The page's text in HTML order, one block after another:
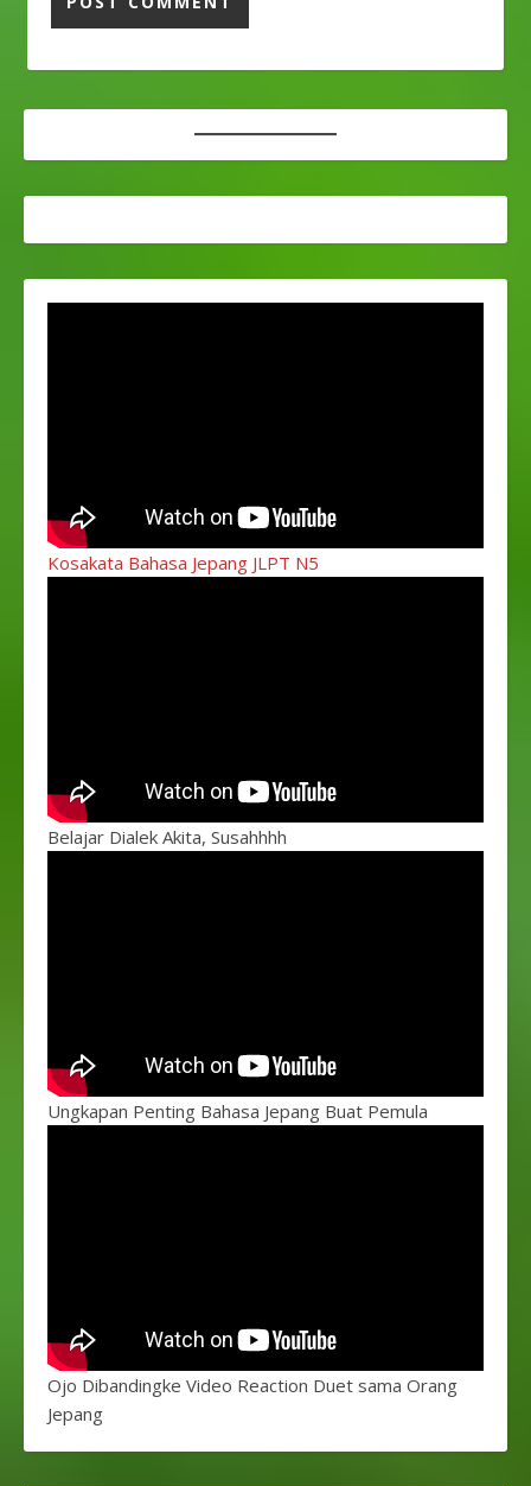
Kosakata Bahasa Jepang JLPT N5
Belajar Dialek Akita, Susahhhh
Ungkapan Penting Bahasa Jepang Buat Pemula
Ojo Dibandingke Video Reaction Duet sama Orang
Jepang